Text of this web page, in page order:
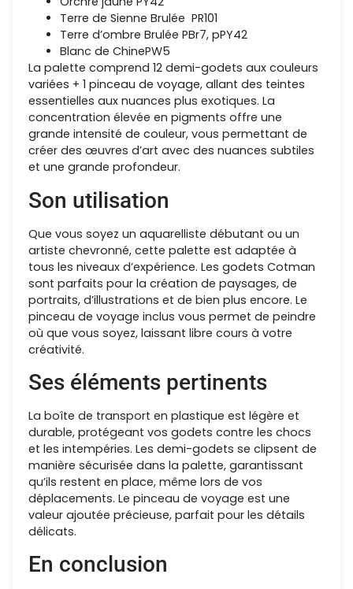
Terre de Sienne Brulée PR101
Terre d’ombre Brulée PBr7, pPY42
Blanc de ChinePW5
La palette comprend 12 demi-godets aux couleurs
variées + 1 pinceau de voyage, allant des teintes
essentielles aux nuances plus exotiques. La
concentration élevée en pigments offre une
grande intensité de couleur, vous permettant de
créer des œuvres d’art avec des nuances subtiles
et une grande profondeur.
Son utilisation
Que vous soyez un aquarelliste débutant ou un
artiste chevronné, cette palette est adaptée à
tous les niveaux d’expérience. Les godets Cotman
sont parfaits pour la création de paysages, de
portraits, d’illustrations et de bien plus encore. Le
pinceau de voyage inclus vous permet de peindre
où que vous soyez, laissant libre cours à votre
créativité.
Ses éléments pertinents
La boîte de transport en plastique est légère et
durable, protégeant vos godets contre les chocs
et les intempéries. Les demi-godets se clipsent de
manière sécurisée dans la palette, garantissant
qu’ils restent en place, même lors de vos
déplacements. Le pinceau de voyage est une
valeur ajoutée précieuse, parfait pour les détails
délicats.
En conclusion